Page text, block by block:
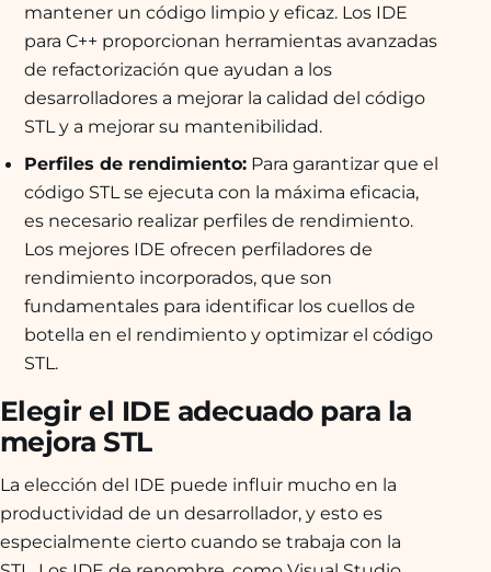
mantener un código limpio y eficaz. Los IDE
para C++ proporcionan herramientas avanzadas
de refactorización que ayudan a los
desarrolladores a mejorar la calidad del código
STL y a mejorar su mantenibilidad.
Perfiles de rendimiento:Para garantizar que el
código STL se ejecuta con la máxima eficacia,
es necesario realizar perfiles de rendimiento.
Los mejores IDE ofrecen perfiladores de
rendimiento incorporados, que son
fundamentales para identificar los cuellos de
botella en el rendimiento y optimizar el código
STL.
Elegir el IDE adecuado para la
mejora STL
La elección del IDE puede influir mucho en la
productividad de un desarrollador, y esto es
especialmente cierto cuando se trabaja con la